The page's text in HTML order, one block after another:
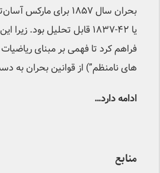
یا ۴۲-۱۸۳۷ قابل تحلیل بود.
فراهم کرد تا فهمی بر مبنای
های نامنظم”) از قوانین بحران به
ادامه دارد…
منابع